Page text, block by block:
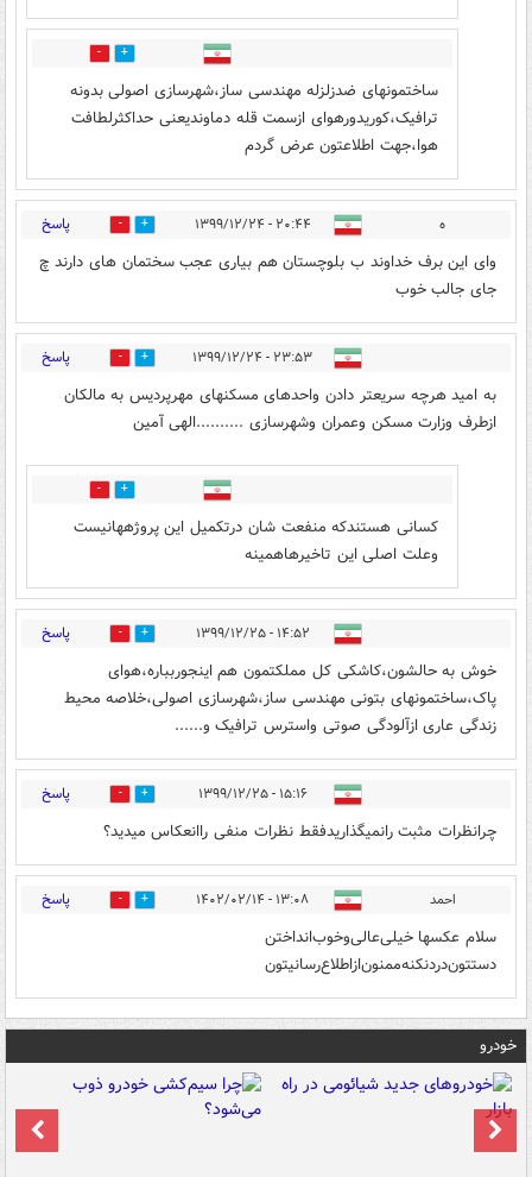
1
ساختمونهای ضدزلزله مهندسی ساز،شهرسازی اصولی بدونه
ترافیک،کوریدورهوای ازسمت قله دماوندیعنی حداکثرلطافت
هوا،جهت اطلاعتون عرض گردم
ه ۲۰:۴۴ - ۱۳۹۹/۱۲/۲۴ 3 پاسخ
وای این برف خداوند ب بلوچستان هم بیاری عجب سختمان های دارند چ
جای جالب خوب
۲۳:۵۳ - ۱۳۹۹/۱۲/۲۴ 2 پاسخ
به امید هرچه سریعتر دادن واحدهای مسکنهای مهرپردیس به مالکان
ازطرف وزارت مسکن وعمران وشهرسازی ..........الهی آمین
0
کسانی هستندکه منفعت شان درتکمیل این پروژههانیست
وعلت اصلی این تاخیرهاهمینه
۱۴:۵۲ - ۱۳۹۹/۱۲/۲۵ 0 پاسخ
خوش به حالشون،کاشکی کل مملکتمون هم اینجوربباره،هوای
پاک،ساختمونهای بتونی مهندسی ساز،شهرسازی اصولی،خلاصه محیط
زندگی عاری ازآلودگی صوتی واسترس ترافیک و......‌‌
۱۵:۱۶ - ۱۳۹۹/۱۲/۲۵ 1 پاسخ
چرانظرات مثبت رانمیگذاریدفقط نظرات منفی راانعکاس میدید؟
احمد ۱۳:۰۸ - ۱۴۰۲/۰۲/۱۴ 0 پاسخ
سلام عکسها خیلی‌عالی‌وخوب‌‌انداختن‌
دستتون‌دردنکنه‌ممنون‌ازاطلاع‌رسانیتون
خودرو